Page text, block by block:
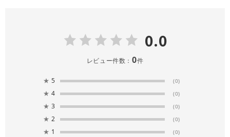
0.0
レビュー件数： 0件
★ 5 (0)
★ 4 (0)
★ 3 (0)
★ 2 (0)
★ 1 (0)